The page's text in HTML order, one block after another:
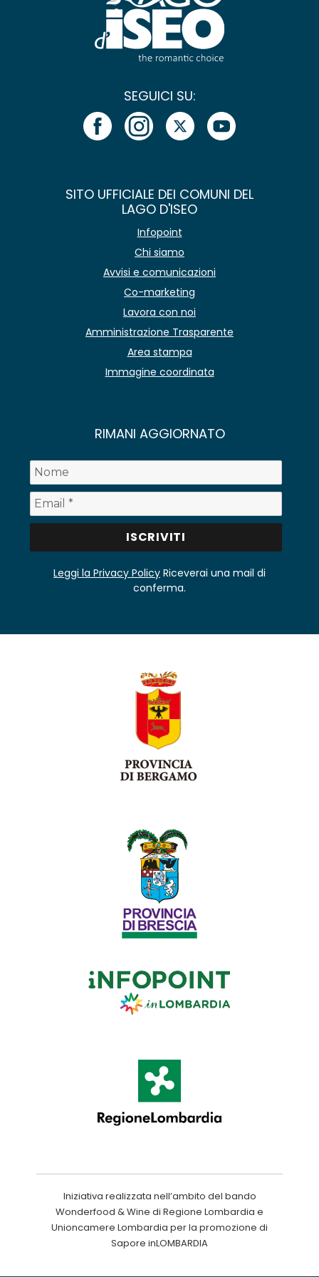
SEGUICI SU:
SITO UFFICIALE DEI COMUNI DEL
LAGO D'ISEO
Infopoint
Chi siamo
Avvisi e comunicazioni
Co-marketing
Lavora con noi
Amministrazione Trasparente
Area stampa
Immagine coordinata
RIMANI AGGIORNATO
Leggi la Privacy Policy Riceverai una mail di
conferma.
Iniziativa realizzata nell’ambito del bando
Wonderfood & Wine di Regione Lombardia e
Unioncamere Lombardia per la promozione di
Sapore inLOMBARDIA